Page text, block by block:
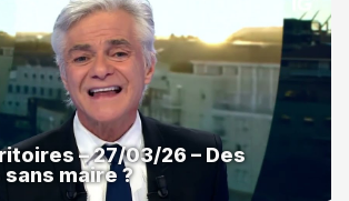
– 27/03/26 – Des
maire ?